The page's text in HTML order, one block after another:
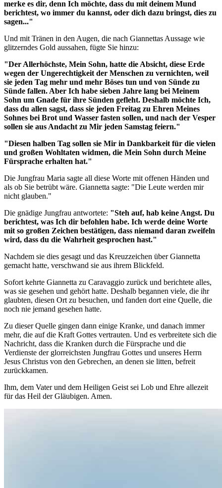
merke es dir, denn Ich möchte, dass du mit deinem Mund
berichtest, wo immer du kannst, oder dich dazu bringst, dies zu
sagen..."
Und mit Tränen in den Augen, die nach Giannettas Aussage wie
glitzerndes Gold aussahen, fügte Sie hinzu:
"Der Allerhöchste, Mein Sohn, hatte die Absicht, diese Erde
wegen der Ungerechtigkeit der Menschen zu vernichten, weil
sie jeden Tag mehr und mehr Böses tun und von Sünde zu
Sünde fallen. Aber Ich habe sieben Jahre lang bei Meinem
Sohn um Gnade für ihre Sünden gefleht. Deshalb möchte Ich,
dass du allen sagst, dass sie jeden Freitag zu Ehren Meines
Sohnes bei Brot und Wasser fasten sollen, und nach der Vesper
sollen sie aus Andacht zu Mir jeden Samstag feiern."
"Diesen halben Tag sollen sie Mir in Dankbarkeit für die vielen
und großen Wohltaten widmen, die Mein Sohn durch Meine
Fürsprache erhalten hat."
Die Jungfrau Maria sagte all diese Worte mit offenen Händen und
als ob Sie betrübt wäre. Giannetta sagte: "Die Leute werden mir
nicht glauben."
Die gnädige Jungfrau antwortete: "Steh auf, hab keine Angst. Du
berichtest, was Ich dir befohlen habe. Ich werde deine Worte
mit so großen Zeichen bestätigen, dass niemand daran zweifeln
wird, dass du die Wahrheit gesprochen hast."
Nachdem sie dies gesagt und das Kreuzzeichen über Giannetta
gemacht hatte, verschwand sie aus ihrem Blickfeld.
Sofort kehrte Giannetta zu Caravaggio zurück und berichtete alles,
was sie gesehen und gehört hatte. Deshalb begannen viele, die ihr
glaubten, diesen Ort zu besuchen, und fanden dort eine Quelle, die
noch nie jemand gesehen hatte.
Zu dieser Quelle gingen dann einige Kranke, und danach immer
mehr, die auf die Kraft Gottes vertrauten. Und es verbreitete sich die
Nachricht, dass die Kranken durch die Fürsprache und die
Verdienste der glorreichsten Jungfrau Gottes und unseres Herrn
Jesus Christus von den Gebrechen, an denen sie litten, befreit
zurückkamen.
Ihm, dem Vater und dem Heiligen Geist sei Lob und Ehre allezeit
für das Heil der Gläubigen. Amen.